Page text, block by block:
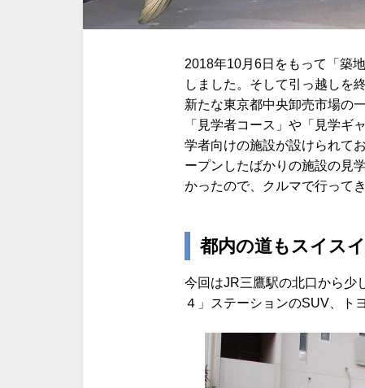
2018年10月6日をもって「築
しました。そして引っ越しを
新たな東京都中央卸売市場の
「見学者コース」や「見学ギ
学者向けの施設が設けられて
ープンしたばかりの施設の見
かったので、クルマで行ってき
都内の道もスイス
今回はJR三鷹駅の北口から少
４」ステーションのSUV、ト